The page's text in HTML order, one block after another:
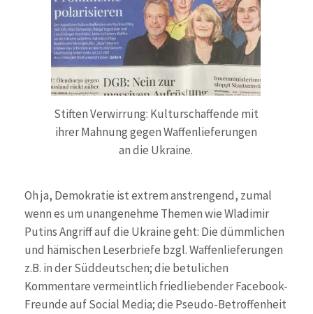
Stiften Verwirrung: Kulturschaffende mit
ihrer Mahnung gegen Waffenlieferungen
an die Ukraine.
Oh ja, Demokratie ist extrem anstrengend, zumal
wenn es um unangenehme Themen wie Wladimir
Putins Angriff auf die Ukraine geht: Die dümmlichen
und hämischen Leserbriefe bzgl. Waffenlieferungen
z.B. in der Süddeutschen; die betulichen
Kommentare vermeintlich friedliebender Facebook-
Freunde auf Social Media; die Pseudo-Betroffenheit